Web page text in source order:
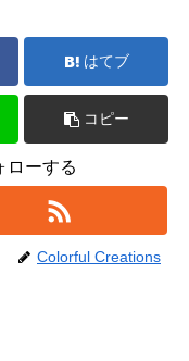
はてブ
コピー
ローする
Colorful Creations